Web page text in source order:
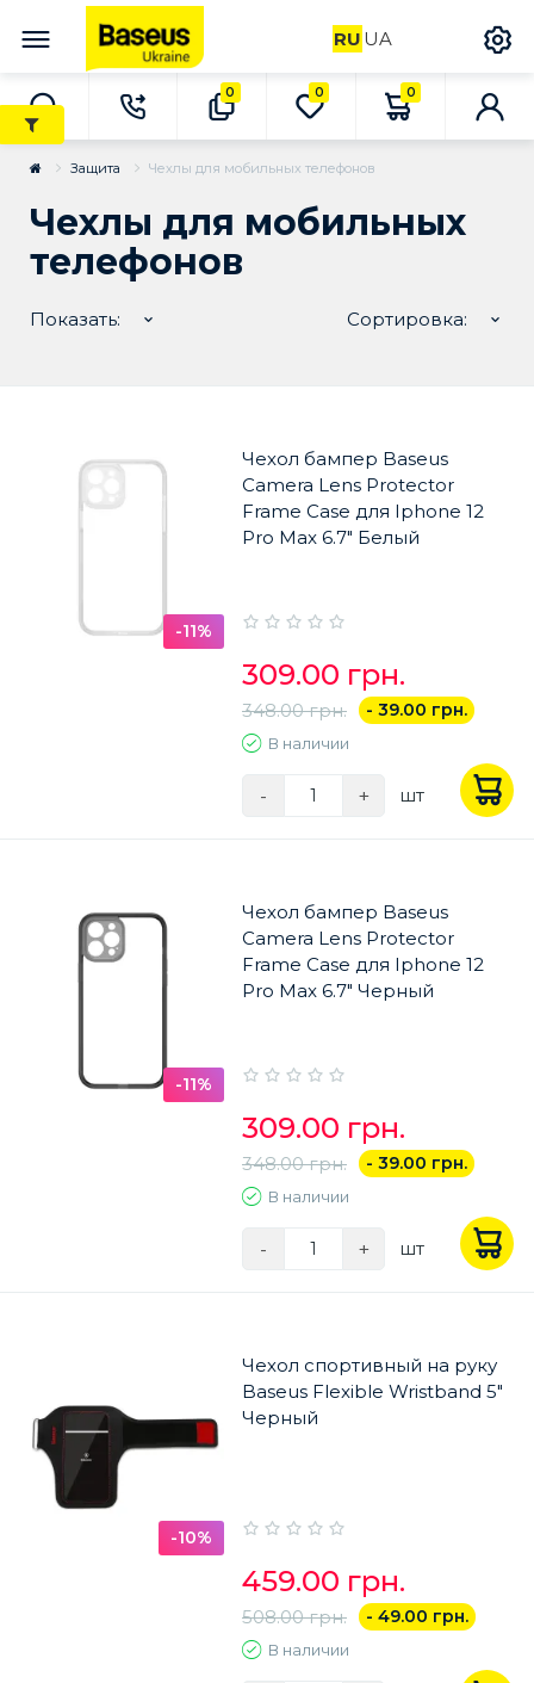
RU UA
0 0 0
Защита Чехлы для мобильных телефонов
Чехлы для мобильных
телефонов
Показать: Сортировка:
-11%
Чехол бампер Baseus
Camera Lens Protector
Frame Case для Iphone 12
Pro Max 6.7" Белый
309.00 грн.
348.00 грн. - 39.00 грн.
В наличии
- + шт
-11%
Чехол бампер Baseus
Camera Lens Protector
Frame Case для Iphone 12
Pro Max 6.7" Черный
309.00 грн.
348.00 грн. - 39.00 грн.
В наличии
- + шт
-10%
Чехол спортивный на руку
Baseus Flexible Wristband 5"
Черный
459.00 грн.
508.00 грн. - 49.00 грн.
В наличии